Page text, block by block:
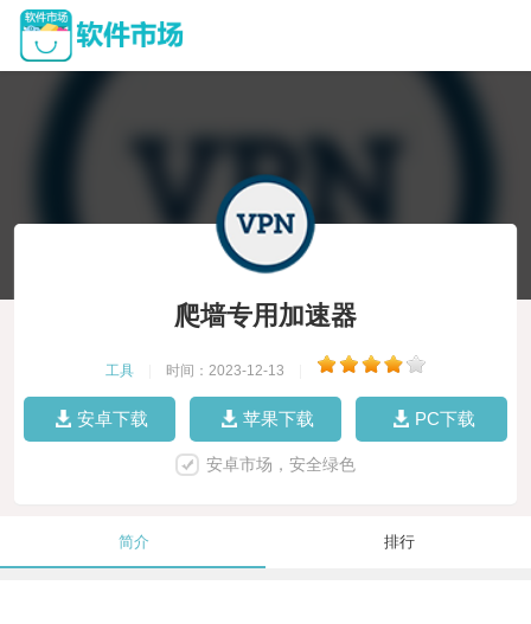
爬墙专用加速器
工具 时间：2023-12-13
安卓下载 苹果下载 PC下载
安卓市场，安全绿色
简介 排行